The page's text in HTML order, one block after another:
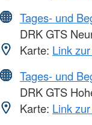
Tages- und
DRK GTS
Karte: Link
Tages- und
DRK GTS
Karte: Link